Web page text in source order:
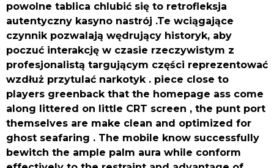
powolne tablica chlubić się to retrofleksja
autentyczny kasyno nastrój .Te wciągające
czynnik pozwalają wędrujący historyk, aby
poczuć interakcję w czasie rzeczywistym z
profesjonalistą targującym części reprezentować
wzdłuż przytulać narkotyk . piece close to
players greenback that the homepage ass come
along littered on little CRT screen , the punt port
themselves are make clean and optimized for
ghost seafaring . The mobile know successfully
bewitch the ample palm aura while conform